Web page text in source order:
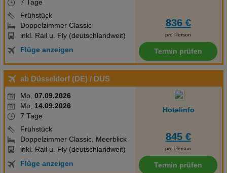
ein Frischwasser-Pool. Verpflegung:Frühstück vom Buffet.
Sport/Freizeit:Sport- und Unterhaltungsangebote: Tischtennis
(geg. Gebühr). Wellness: Spa-Bereich mit Sauna, Solarium,
Hamam und Massagen gegen Gebühr. Unterhaltung für
Erwachsene: Abendshows und Live-Musik. Zusätzliche
Informationen:Für bestimmte Einrichtungen oder Aktivitäten
können zusätzliche Gebühren anfallen. Einige Dienstleistungen
hängen von der Jahreszeit und den lokalen klimatischen
Bedingungen ab. Servicesprachen: englisch, deutsch,
französisch, italienisch und spanisch. Kreditkarten: Visa,
Euro/MasterCard, Diners Club und American Express. Doppel
Klassisch Zimmer:Die Zimmer sind ausgestattet mit Doppelbett,
Babybett (geg. Gebühr), gefliestem Boden, Internet (kostenlos),
Safe (kostenlos) und Flatscreen-TV sowie individuell regulierbarer
Klimaanlage und individuell regulierbarer Heizung. Handtücher
7 Tage
Frühstück
Doppelzimmer Classic
inkl. Rail u. Fly (deutschlandweit)
Flüge anzeigen
836 €
pro Person
Termin prüfen
ab Düsseldorf (DE) / DUS
Mo, 07.09.2026
Mo, 14.09.2026
7 Tage
Frühstück
Doppelzimmer Classic, Meerblick
inkl. Rail u. Fly (deutschlandweit)
Flüge anzeigen
Hotelinfo
845 €
pro Person
Termin prüfen